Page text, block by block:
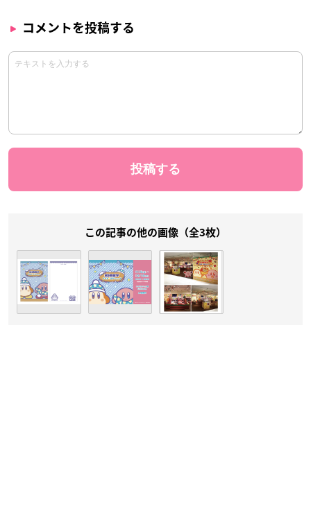
コメントを投稿する
この記事の他の画像（全3枚）